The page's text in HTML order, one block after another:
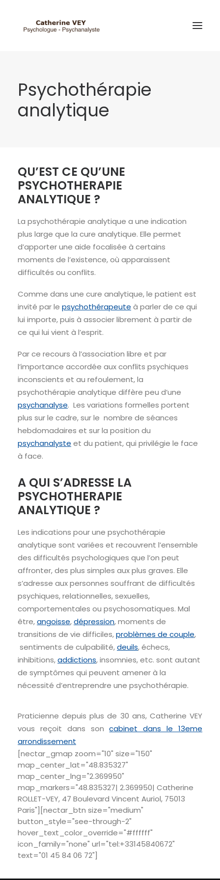
Psychothérapie
analytique
QU’EST CE QU’UNE
PSYCHOTHERAPIE
ANALYTIQUE ?
La psychothérapie analytique a une indication
plus large que la cure analytique. Elle permet
d’apporter une aide focalisée à certains
moments de l’existence, où apparaissent
difficultés ou conflits.
Comme dans une cure analytique, le patient est
invité par le psychothérapeute à parler de ce qui
lui importe, puis à associer librement à partir de
ce qui lui vient à l’esprit.
Par ce recours à l’association libre et par
l’importance accordée aux conflits psychiques
inconscients et au refoulement, la
psychothérapie analytique diffère peu d’une
psychanalyse. Les variations formelles portent
plus sur le cadre, sur le nombre de séances
hebdomadaires et sur la position du
psychanalyste et du patient, qui privilégie le face
à face.
A QUI S’ADRESSE LA
PSYCHOTHERAPIE
ANALYTIQUE ?
Les indications pour une psychothérapie
analytique sont variées et recouvrent l’ensemble
des difficultés psychologiques que l’on peut
affronter, des plus simples aux plus graves. Elle
s’adresse aux personnes souffrant de difficultés
psychiques, relationnelles, sexuelles,
comportementales ou psychosomatiques. Mal
être,angoisse,dépression, moments de
transitions de vie difficiles,problèmes de couple,
sentiments de culpabilité,deuils, échecs,
inhibitions,addictions, insomnies, etc. sont autant
de symptômes qui peuvent amener à la
nécessité d’entreprendre une psychothérapie.
Praticienne depuis plus de 30 ans, Catherine VEY
vous reçoit dans soncabinet dans le 13eme
arrondissement
[nectar_gmap zoom="10" size="150"
map_center_lat="48.835327"
map_center_lng="2.369950"
map_markers="48.835327| 2.369950| Catherine
ROLLET-VEY, 47 Boulevard Vincent Auriol, 75013
Paris"][nectar_btn size="medium"
button_style="see-through-2"
hover_text_color_override="#ffffff"
icon_family="none" url="tel:+33145840672"
text="01 45 84 06 72"]